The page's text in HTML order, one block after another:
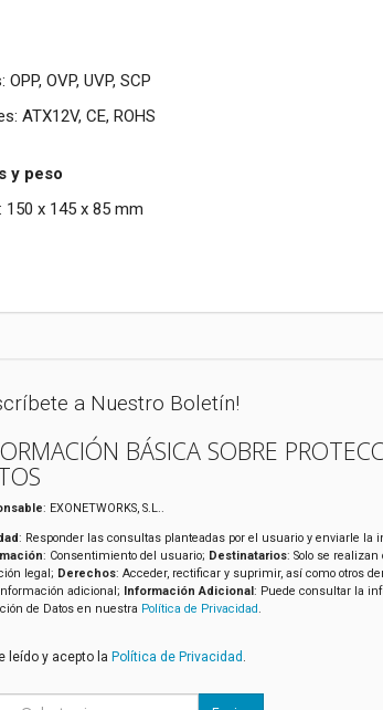
OVP, UVP, SCP
ATX12V, CE, ROHS
y peso
150 x 145 x 85 mm
a Nuestro Boletín!
BÁSICA SOBRE
: EXONETWORKS, S.L..
: Responder las consultas planteadas por el usuario y enviarle la
: Consentimiento del usuario; Destinatarios: Solo se
legal; Derechos: Acceder, rectificar y suprimir, así como otros
adicional; Información Adicional: Puede consultar la
de Datos en nuestra Política de Privacidad.
leído y acepto la Política de Privacidad .